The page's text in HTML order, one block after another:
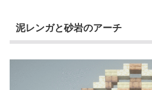
泥レンガと砂岩のアーチ